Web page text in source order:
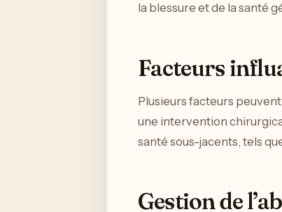
la blessure et de la santé
Facteurs
Plusieurs facteurs
une intervention
santé sous-jacents, tels
Gestion de